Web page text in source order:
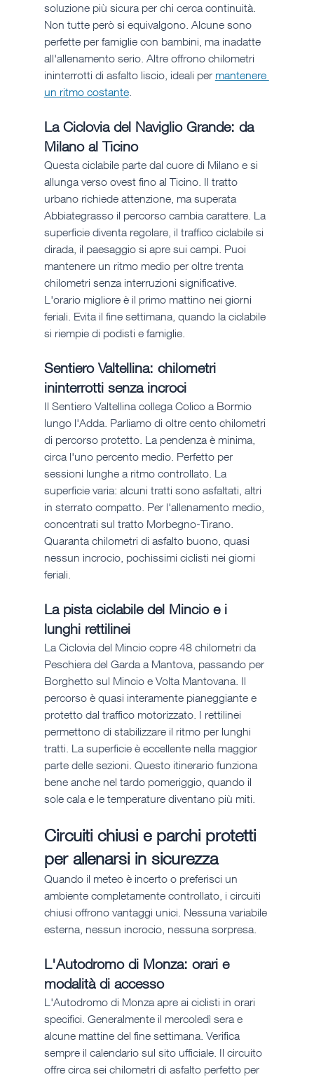
soluzione più sicura per chi cerca continuità.
Non tutte però si equivalgono. Alcune sono
perfette per famiglie con bambini, ma inadatte
all'allenamento serio. Altre offrono chilometri
ininterrotti di asfalto liscio, ideali per mantenere
un ritmo costante.
La Ciclovia del Naviglio Grande: da
Milano al Ticino
Questa ciclabile parte dal cuore di Milano e si
allunga verso ovest fino al Ticino. Il tratto
urbano richiede attenzione, ma superata
Abbiategrasso il percorso cambia carattere. La
superficie diventa regolare, il traffico ciclabile si
dirada, il paesaggio si apre sui campi. Puoi
mantenere un ritmo medio per oltre trenta
chilometri senza interruzioni significative.
L'orario migliore è il primo mattino nei giorni
feriali. Evita il fine settimana, quando la ciclabile
si riempie di podisti e famiglie.
Sentiero Valtellina: chilometri
ininterrotti senza incroci
Il Sentiero Valtellina collega Colico a Bormio
lungo l'Adda. Parliamo di oltre cento chilometri
di percorso protetto. La pendenza è minima,
circa l'uno percento medio. Perfetto per
sessioni lunghe a ritmo controllato. La
superficie varia: alcuni tratti sono asfaltati, altri
in sterrato compatto. Per l'allenamento medio,
concentrati sul tratto Morbegno-Tirano.
Quaranta chilometri di asfalto buono, quasi
nessun incrocio, pochissimi ciclisti nei giorni
feriali.
La pista ciclabile del Mincio e i
lunghi rettilinei
La Ciclovia del Mincio copre 48 chilometri da
Peschiera del Garda a Mantova, passando per
Borghetto sul Mincio e Volta Mantovana. Il
percorso è quasi interamente pianeggiante e
protetto dal traffico motorizzato. I rettilinei
permettono di stabilizzare il ritmo per lunghi
tratti. La superficie è eccellente nella maggior
parte delle sezioni. Questo itinerario funziona
bene anche nel tardo pomeriggio, quando il
sole cala e le temperature diventano più miti.
Circuiti chiusi e parchi protetti
per allenarsi in sicurezza
Quando il meteo è incerto o preferisci un
ambiente completamente controllato, i circuiti
chiusi offrono vantaggi unici. Nessuna variabile
esterna, nessun incrocio, nessuna sorpresa.
L'Autodromo di Monza: orari e
modalità di accesso
L'Autodromo di Monza apre ai ciclisti in orari
specifici. Generalmente il mercoledì sera e
alcune mattine del fine settimana. Verifica
sempre il calendario sul sito ufficiale. Il circuito
offre circa sei chilometri di asfalto perfetto per